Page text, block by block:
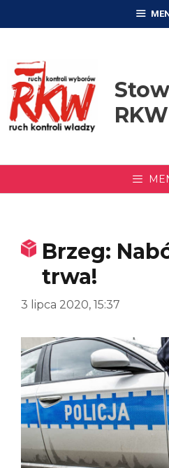
RKW
Brzeg:
trwa!
3 lipca 2020, 15:37